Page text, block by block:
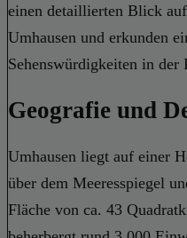
einen detaillierten Blick
Umhausen und erkunden
Sehenswürdigkeiten in der
Geografie und
Umhausen liegt auf einer
über dem Meeresspiegel
Fläche von ca. 43